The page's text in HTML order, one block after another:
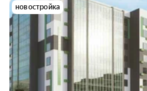
новостройка